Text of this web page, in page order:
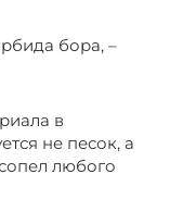
бора, –
в
не песок, а
любого